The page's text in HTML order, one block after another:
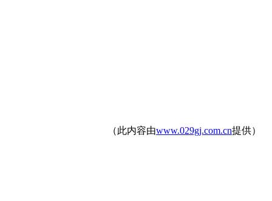
（此内容由www.029gj.com.cn提供）